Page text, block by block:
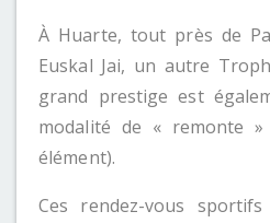
À Huarte, tout près de
Euskal Jai, un autre
grand prestige est
modalité de « remonte
élément).
Ces rendez-vous